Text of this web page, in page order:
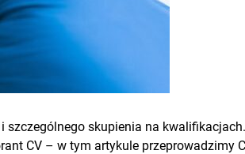
skupienia na
CV – w tym artykule przeprowadzimy